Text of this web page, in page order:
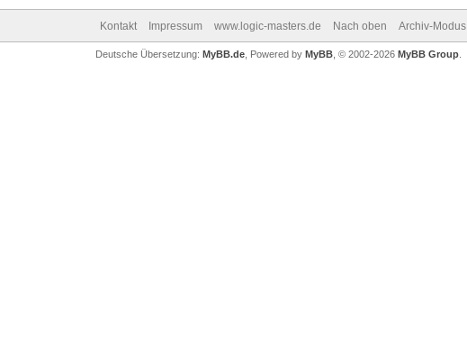
Kontakt Impressum www.logic-masters.de Nach oben Archiv-Modus
Deutsche Übersetzung: MyBB.de, Powered by MyBB, © 2002-2026 MyBB Group.